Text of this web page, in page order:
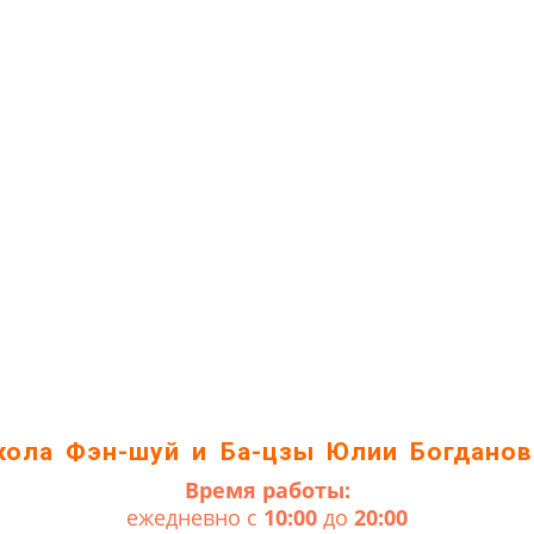
Фэн-шуй и Ба-цзы Юлии
Время работы:
ежедневно с 10:00 до 20:00